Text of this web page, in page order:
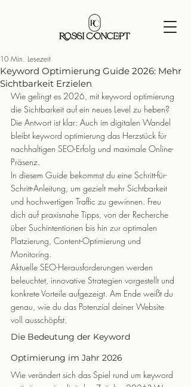
Keyword Optimierung Guide 2026: Mehr
Sichtbarkeit Erzielen
10 Min. Lesezeit
Wie gelingt es 2026, mit keyword optimierung
die Sichtbarkeit auf ein neues Level zu heben?
Die Antwort ist klar: Auch im digitalen Wandel
bleibt keyword optimierung das Herzstück für
nachhaltigen SEO-Erfolg und maximale Online-
Präsenz.
In diesem Guide bekommst du eine Schritt-für-
Schritt-Anleitung, um gezielt mehr Sichtbarkeit
und hochwertigen Traffic zu gewinnen. Freu
dich auf praxisnahe Tipps, von der Recherche
über Suchintentionen bis hin zur optimalen
Platzierung, Content-Optimierung und
Monitoring.
Aktuelle SEO-Herausforderungen werden
beleuchtet, innovative Strategien vorgestellt und
konkrete Vorteile aufgezeigt. Am Ende weißt du
genau, wie du das Potenzial deiner Website
voll ausschöpfst.
Die Bedeutung der Keyword
Optimierung im Jahr 2026
Wie verändert sich das Spiel rund um keyword